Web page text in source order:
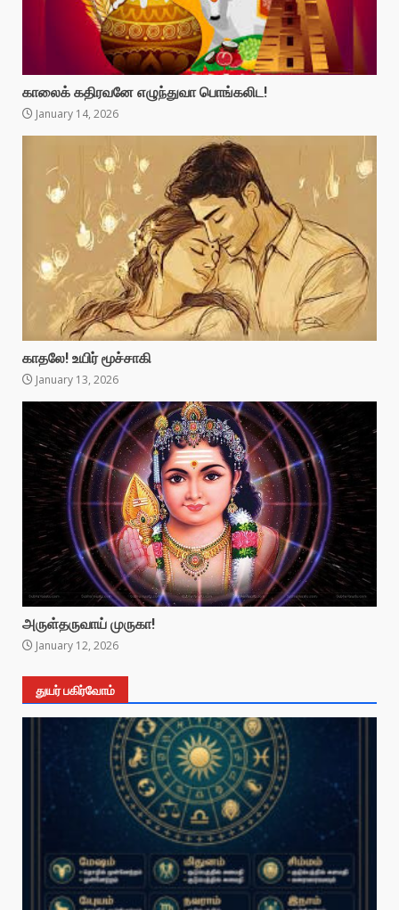
காலைக் கதிரவனே எழுந்துவா பொங்கலிட!
January 14, 2026
காதலே! உயிர் மூச்சாகி
January 13, 2026
அருள்தருவாய் முருகா!
January 12, 2026
துயர் பகிர்வோம்